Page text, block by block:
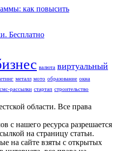
как повысить
Бесплатно
валюта виртуальный
металл мото образование окна
смс-рассылки стартап строительство
области. Все права
с нашего ресурса разрешается
на страницу статьи.
на сайте взяты с открытых